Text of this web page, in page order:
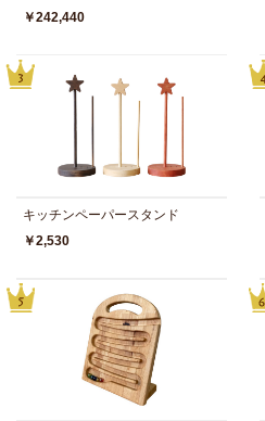
￥242,440
キッチンペーパースタンド
￥2,530